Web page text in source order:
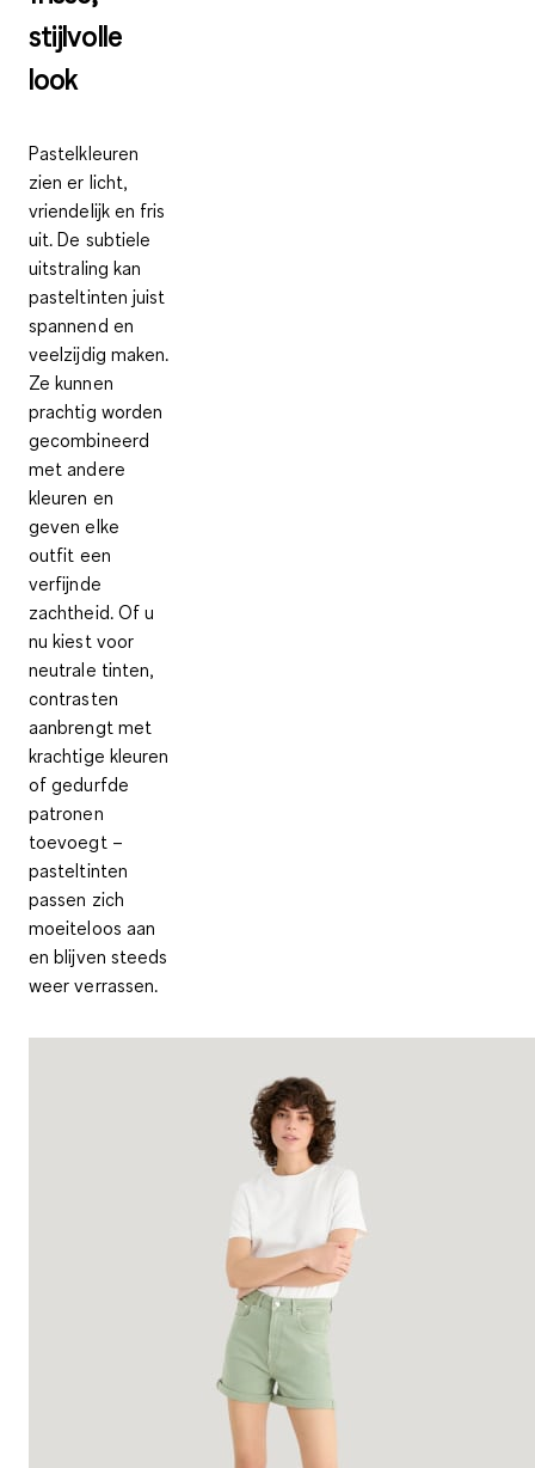
stijlvolle
look
Pastelkleuren
zien er licht,
vriendelijk en fris
uit. De subtiele
uitstraling kan
pasteltinten juist
spannend en
veelzijdig maken.
Ze kunnen
prachtig worden
gecombineerd
met andere
kleuren en
geven elke
outfit een
verfijnde
zachtheid. Of u
nu kiest voor
neutrale tinten,
contrasten
aanbrengt met
krachtige kleuren
of gedurfde
patronen
toevoegt –
pasteltinten
passen zich
moeiteloos aan
en blijven steeds
weer verrassen.